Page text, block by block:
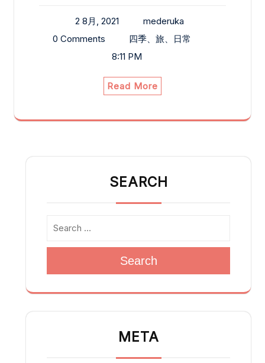
2 8月, 2021
mederuka
0 Comments
四季、旅、日常
8:11 PM
Read More
SEARCH
Search
META